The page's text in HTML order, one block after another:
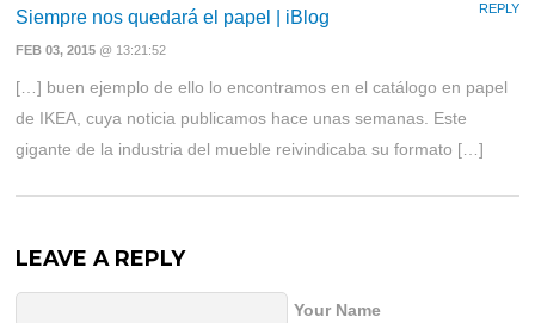
Siempre nos quedará el papel | iBlog
FEB 03, 2015 @ 13:21:52
[…] buen ejemplo de ello lo encontramos en el catálogo en papel
de IKEA, cuya noticia publicamos hace unas semanas. Este
gigante de la industria del mueble reivindicaba su formato […]
REPLY
LEAVE A REPLY
Your Name